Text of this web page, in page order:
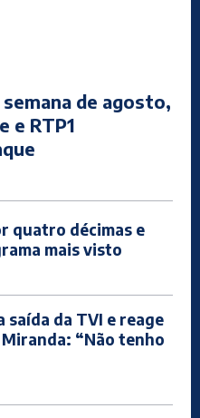
de agosto,
e RTP1
quatro décimas e
mais visto
saída da TVI e reage
“Não tenho